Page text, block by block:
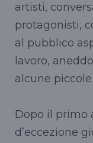
artisti,
protagonisti,
al pubblico
lavoro,
alcune
Dopo il primo
d’eccezione